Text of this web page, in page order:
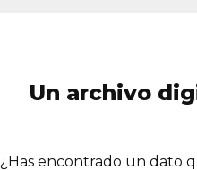
Un archivo
¿Has encontrado un dato